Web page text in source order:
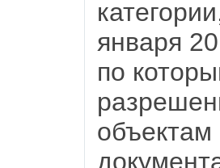
января
по
объектам